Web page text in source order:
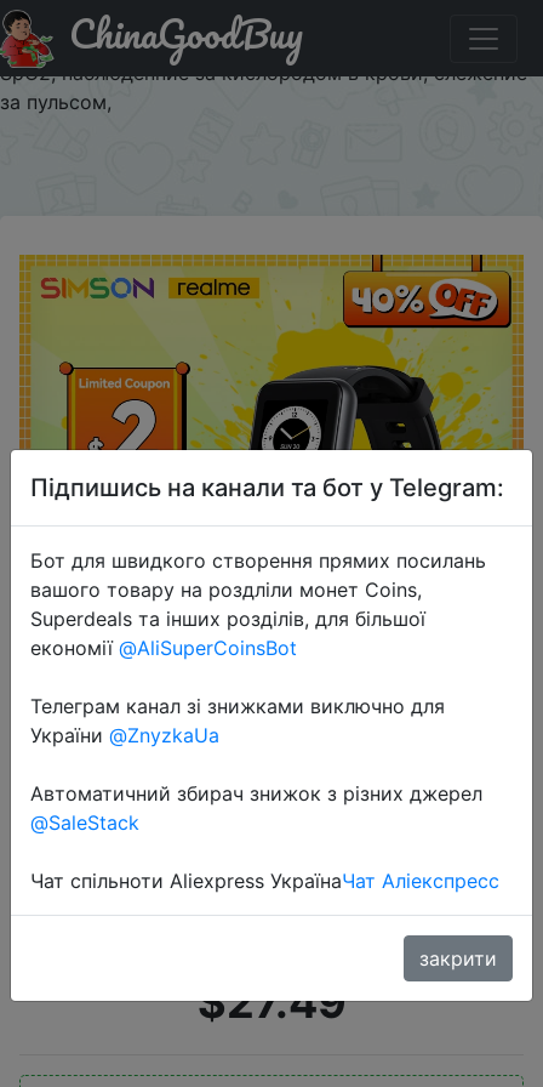
Код на знижку $3/$20 realme Band 2 умный браслет, 5
АТМ водонепроницаемый, 1.4, большой цветной экран,
SpO2, наблюденние за кислородом в крови, слежение
за пульсом,
ChinaGoodBuy
2022-06-17
АТМ водонепроницаемый, 1.4,
большой цветной экран, SpO2,
наблюденние за кислородом в
крови, слежение за пульсом,
$27.49
Підпишись на канали та бот у Telegram:
Бот для швидкого створення прямих посилань
вашого товару на роздліли монет Coins,
Superdeals та інших розділів, для більшої
економії @AliSuperCoinsBot
Телеграм канал зі знижками виключно для
України @ZnyzkaUa
Автоматичний збирач знижок з різних джерел
@SaleStack
Чат спільноти Aliexpress УкраїнаЧат Аліекспресс
закрити